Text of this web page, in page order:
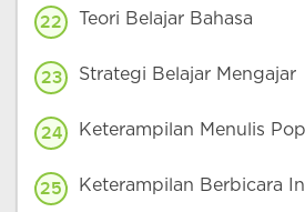
22 Teori Belajar Bahasa
23 Strategi Belajar Mengajar
24 Keterampilan Menulis
25 Keterampilan Berbicara